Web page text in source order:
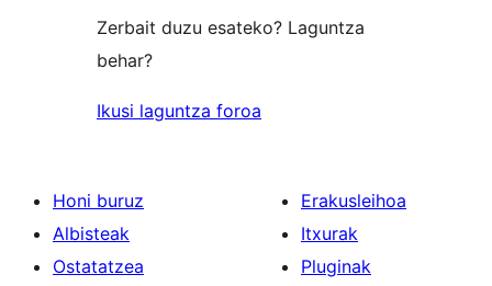
Zerbait duzu esateko? Laguntza
behar?
Ikusi laguntza foroa
Honi buruz
Albisteak
Ostatatzea
Erakusleihoa
Itxurak
Pluginak